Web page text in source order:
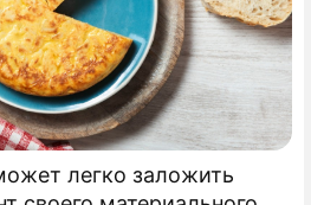
легко заложить